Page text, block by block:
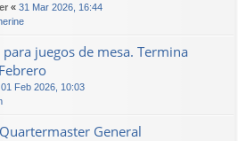
« 31 Mar 2026, 16:44
para juegos de mesa. Termina
01 Feb 2026, 10:03
Quartermaster General